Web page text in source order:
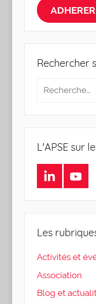
de
ADHERER
Rechercher
L'APSE sur
LinkedIn
Les
Activités et
Association
Blog et